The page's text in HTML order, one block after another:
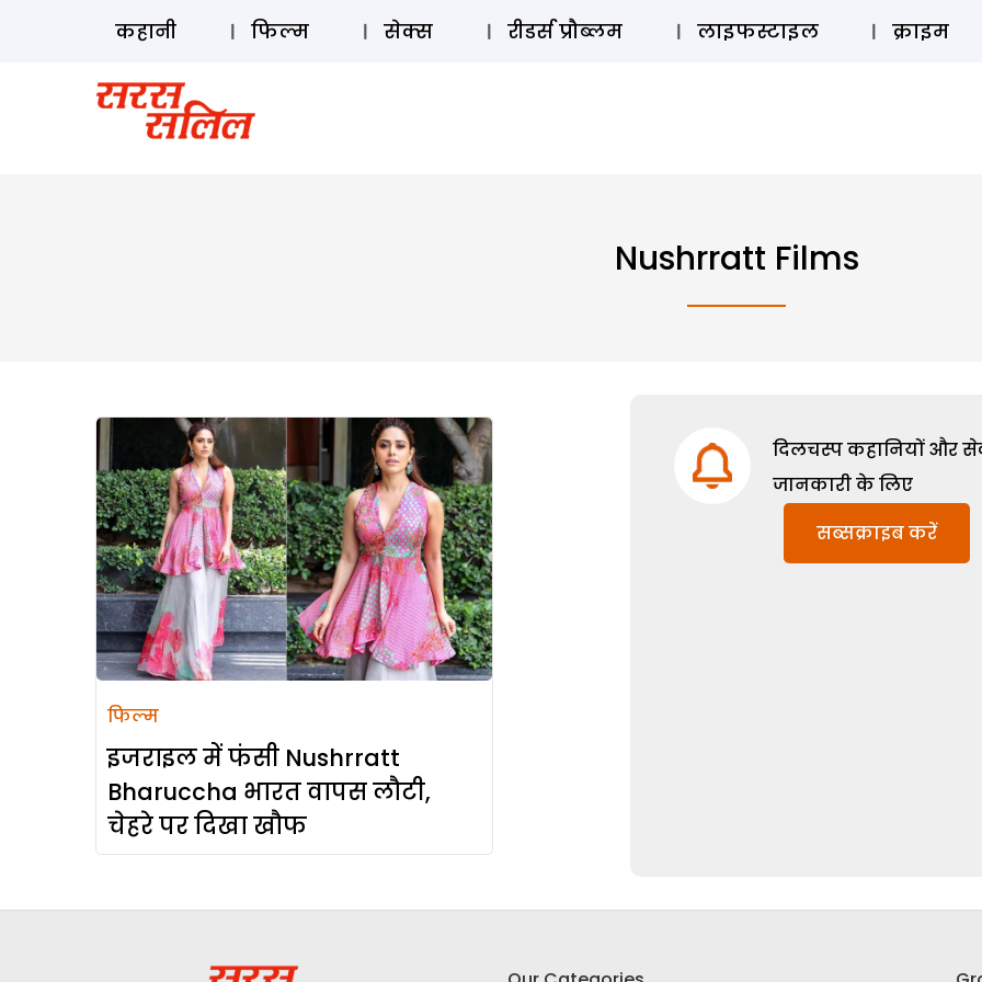
ऑडियो
कहानी फिल्म सेक्स रीडर्स प्रौब्लम लाइफस्टाइल क्राइम
Nushrratt Films
फिल्म
इजराइल में फंसी Nushrratt
Bharuccha भारत वापस लौटी,
चेहरे पर दिखा खौफ
दिलचस्प कहानियों और
जानकारी के लिए
सब्सक्राइब करें